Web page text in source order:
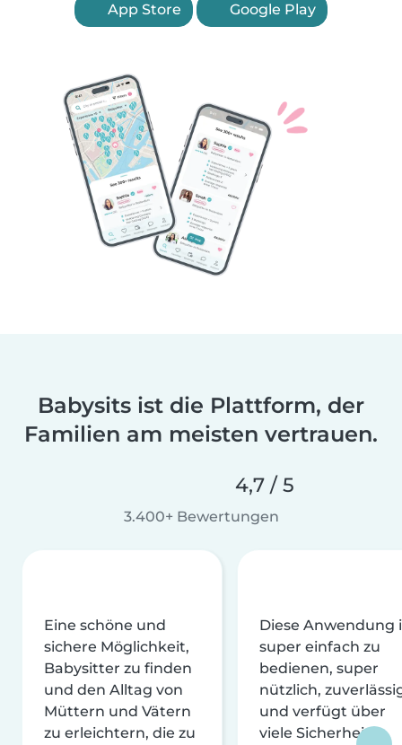
App Store Google Play
Babysits ist die Plattform, der
Familien am meisten vertrauen.
4,7 / 5
3.400+ Bewertungen
Eine schöne und
sichere Möglichkeit,
Babysitter zu finden
und den Alltag von
Müttern und Vätern
zu erleichtern, die zu
Diese Anwendung
super einfach zu
bedienen, super
nützlich,
und verfügt über
viele Sicherheits-